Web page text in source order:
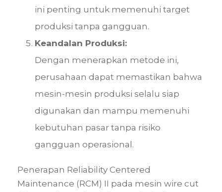
ini penting untuk memenuhi target
produksi tanpa gangguan.
Keandalan Produksi:
Dengan menerapkan metode ini,
perusahaan dapat memastikan bahwa
mesin-mesin produksi selalu siap
digunakan dan mampu memenuhi
kebutuhan pasar tanpa risiko
gangguan operasional.
Penerapan Reliability Centered
Maintenance (RCM) II pada mesin wire cut